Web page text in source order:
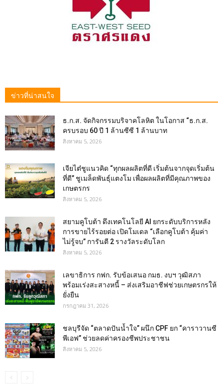
ข่าวที่น่าสนใจ
ธ.ก.ส. จัดกิจกรรมบริจาคโลหิต ในโอกาส “ธ.ก.ส.
ครบรอบ 60 ปี 1 ล้านซีซี 1 ล้านบาท
สิงหาคม 5, 2026
เจียไต๋ชูแนวคิด “ทุกผลผลิตที่ดี เริ่มต้นจากจุดเริ่มต้น
ที่ดี” ชูเมล็ดพันธุ์แตงโม เพื่อผลผลิตที่มีคุณภาพของ
เกษตรกร
สิงหาคม 5, 2026
สยามคูโบต้า ดึงเทคโนโลยี AI ยกระดับบริการหลัง
การขายไร้รอยต่อ เปิดโมเดล “เลือกคูโบต้า คุ้มค่า
ไม่รู้จบ” การันตี 2 รางวัลระดับโลก
สิงหาคม 5, 2026
เลขาธิการ กฟก. รับข้อเสนอ กมธ. งบฯ วุฒิสภา
พร้อมเร่งสะสางหนี้ – ส่งเสริมอาชีฟช่วยเกษตรกรให้
ยั่งยืน
กรกฎาคม 31, 2026
ชลบุรีจัด “ตลาดปันน้ำใจ” ผนึก CPF ยก “คาราวานซี
พีเอฟ” ช่วยลดค่าครองชีพประชาชน
สิงหาคม 5, 2026